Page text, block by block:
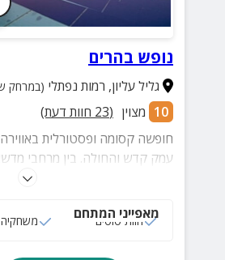
נופש בהרים
גליל עליון, רמות נפתלי (במרחק של 21.1
10 מצוין (
23 חוות דעת)
חופשה קסומה ופסטורלית
עמק קדש והחולה. בין מרחבי
לילדים ולבוגרים!
מאפייני המתחם
חוות סוסים משחקיה